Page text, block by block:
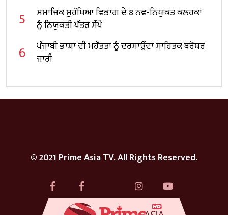
5
ਸਮਾਜਿਕ ਸੁਰੱਖਿਆ ਵਿਭਾਗ ਦੇ 8 ਨਵ-ਨਿਯੁਕਤ ਕਲਰਕਾਂ
ਨੂੰ ਨਿਯੁਕਤੀ ਪੱਤਰ ਸੌਂਪੇ
6
ਪੰਜਾਬੀ ਭਾਸ਼ਾ ਦੀ ਮਹੱਤਤਾ ਨੂੰ ਦਰਸਾਉਂਦਾ ਸਾਹਿਤਕ ਬਰੋਸ਼ਰ
ਜਾਰੀ
© 2021 Prime Asia TV. All Rights Reserved.